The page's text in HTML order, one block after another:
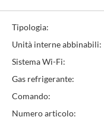
Tipologia:
Unità interne abbinabili:
Sistema Wi-Fi:
Gas refrigerante:
Comando:
Numero articolo: